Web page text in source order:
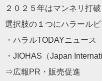
２０２５年はマンネリ打
選択肢の１つにハラール
・ハラルTODAYニュー
・JIOHAS（Japan
⇒広報PR・販売促進